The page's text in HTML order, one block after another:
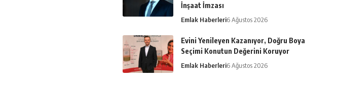
İnşaat İmzası
Emlak Haberleri6 Ağustos 2026
Evini Yenileyen Kazanıyor, Doğru Boya
Seçimi Konutun Değerini Koruyor
Emlak Haberleri6 Ağustos 2026